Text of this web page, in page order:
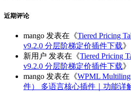
近期评论
mango 发表在《Tiered Pricing
v9.2.0 分层阶梯定价插件下载》
新用户 发表在《Tiered Pricing
v9.2.0 分层阶梯定价插件下载》
mango 发表在《WPML
件） 多语言核心插件｜功能详